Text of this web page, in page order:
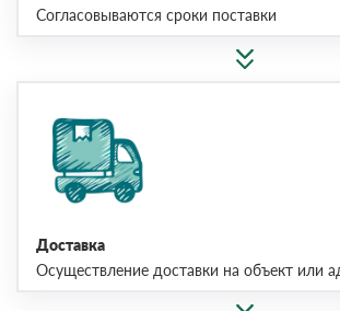
Согласовываются сроки поставки
Доставка
Осуществление доставки на объект или